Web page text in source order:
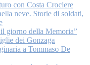
con Costa Crociere
neve. Storie di soldati,
giorno della Memoria”
dei Gonzaga
a Tommaso De